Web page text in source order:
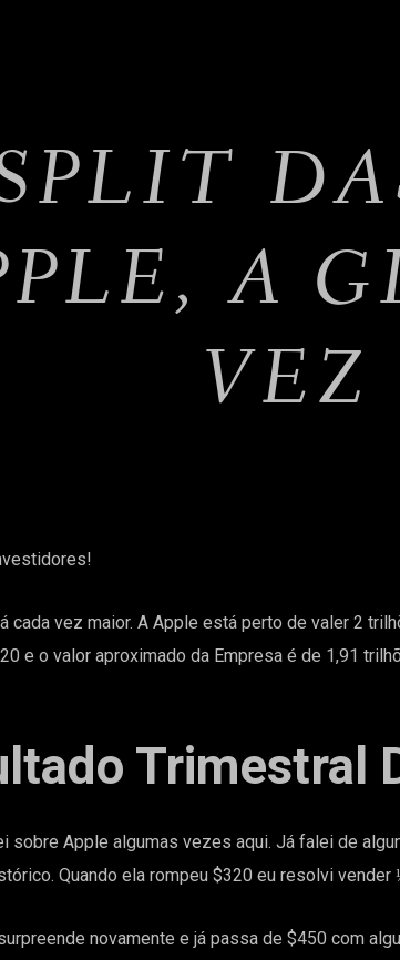
A
VEZ
cada vez maior. A Apple está perto de valer 2
e o valor aproximado da Empresa é de 1,91
Trimestral
sobre Apple algumas vezes aqui. Já falei de
Quando ela rompeu $320 eu resolvi
novamente e já passa de $450 com